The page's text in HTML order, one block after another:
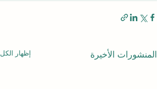
المنشورات الأخيرة إظهار الكل